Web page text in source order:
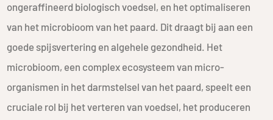
ongeraffineerd biologisch voedsel, en het optimaliseren
van het microbioom van het paard. Dit draagt bij aan een
goede spijsvertering en algehele gezondheid. Het
microbioom, een complex ecosysteem van micro-
organismen in het darmstelsel van het paard, speelt een
cruciale rol bij het verteren van voedsel, het produceren